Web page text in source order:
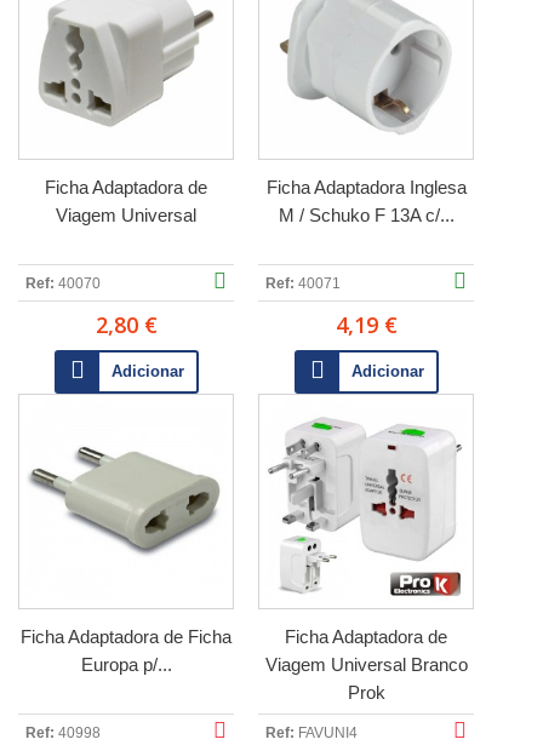
Ficha Adaptadora de
Viagem Universal
Ref: 40070
2,80 €
Adicionar
Ficha Adaptadora Inglesa
M / Schuko F 13A c/...
Ref: 40071
4,19 €
Adicionar
Ficha Adaptadora de Ficha
Europa p/...
Ref: 40998
Ficha Adaptadora de
Viagem Universal Branco
Prok
Ref: FAVUNI4